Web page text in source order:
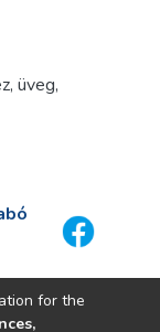
üveg,
for the